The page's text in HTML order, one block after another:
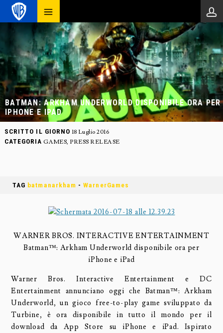
BATMAN: ARKHAM UNDERWORLD DISPONIBILE ORA PER
IPHONE E IPAD
SCRITTO IL GIORNO 18 Luglio 2016
CATEGORIA GAMES, PRESS RELEASE
TAG batmanarkham -WarnerGames
WARNER BROS. INTERACTIVE ENTERTAINMENT
Batman™: Arkham Underworld disponibile ora per
iPhone e iPad
Warner Bros. Interactive Entertainment e DC
Entertainment annunciano oggi che Batman™: Arkham
Underworld, un gioco free-to-play game sviluppato da
Turbine, è ora disponibile in tutto il mondo per il
download da App Store su iPhone e iPad. Ispirato